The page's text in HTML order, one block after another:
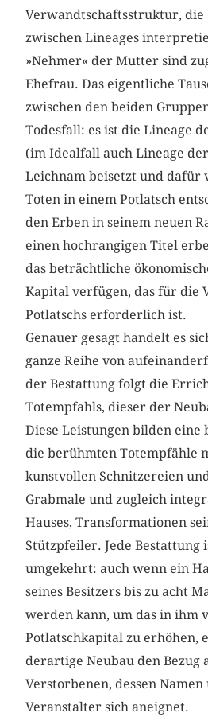
Verwandtschaftsstruktur, die
zwischen Lineages
»Nehmer« der Mutter sind
Ehefrau. Das eigentliche
zwischen den beiden
Todesfall: es ist die Lineage
(im Idealfall auch Lineage
Leichnam beisetzt und dafür
Toten in einem Potlatsch
den Erben in seinem neuen
einen hochrangigen Titel
das beträchtliche
Kapital verfügen, das für die
Potlatschs erforderlich ist.
Genauer gesagt handelt es
ganze Reihe von
der Bestattung folgt die
Totempfahls, dieser der
Diese Leistungen bilden
die berühmten Totempfähle
kunstvollen Schnitzereien
Grabmale und zugleich
Hauses, Transformationen
Stützpfeiler. Jede Bestattung
umgekehrt: auch wenn ein
seines Besitzers bis zu acht
werden kann, um das in ihm
Potlatschkapital zu erhöhen,
derartige Neubau den Bezug
Verstorbenen, dessen
Veranstalter sich aneignet.